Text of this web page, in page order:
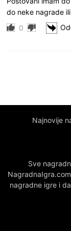
do neke nagrade
0
Najnovije
Sve
nagradne igre i